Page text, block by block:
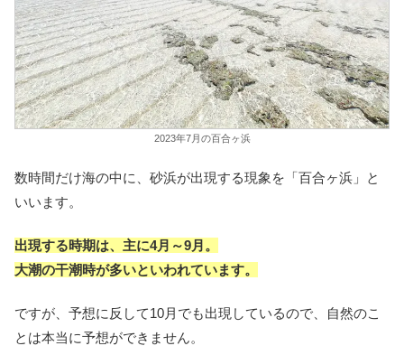
2023年7月の百合ヶ浜
数時間だけ海の中に、砂浜が出現する現象を「百合ヶ浜」と
いいます。
出現する時期は、主に4月～9月。
大潮の干潮時が多いといわれています。
ですが、予想に反して10月でも出現しているので、自然のこ
とは本当に予想ができません。